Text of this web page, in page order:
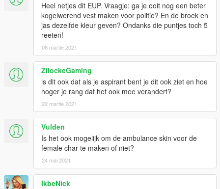
Heel netjes dit EUP. Vraagje: ga je ooit nog een beter
kogelwerend vest maken voor politie? En de broek en
jas dezelfde kleur geven? Ondanks die puntjes toch 5
reeten!
08 martie 2021
ZilockeGaming
is dit ook dat als je aspirant bent je dit ook ziet en hoe
hoger je rang dat het ook mee verandert?
22 martie 2021
Vulden
Is het ook mogelijk om de ambulance skin voor de
female char te maken of niet?
24 mai 2021
IkbeNick